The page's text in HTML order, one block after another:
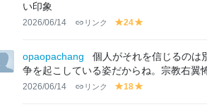
い印象
2026/06/14 リンク
y
lo
w
24
lo
w
opaopachang
個人がそれを信じるのは
争を起こしている姿だからね。宗教右翼
2026/06/14 リンク
y
18